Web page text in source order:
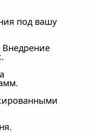
под вашу